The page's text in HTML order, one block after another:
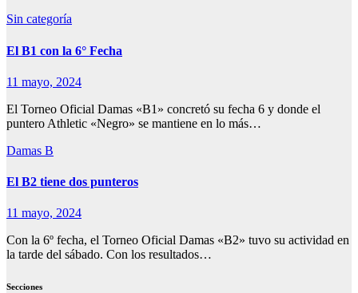
Sin categoría
El B1 con la 6° Fecha
11 mayo, 2024
El Torneo Oficial Damas «B1» concretó su fecha 6 y donde el
puntero Athletic «Negro» se mantiene en lo más…
Damas B
El B2 tiene dos punteros
11 mayo, 2024
Con la 6º fecha, el Torneo Oficial Damas «B2» tuvo su actividad en
la tarde del sábado. Con los resultados…
Secciones